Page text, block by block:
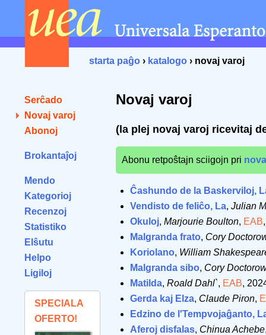
starta paĝo › katalogo › novaj varoj
Serĉado
Novaj varoj
Abonoj
Brokantaĵoj
Mendo
Kategorioj
Recenzoj
Statistiko
Elŝutu
Helpo
Ligiloj
SPECIALA
OFERTO!
Novaj varoj
(la plej novaj varoj ricevitaj
Abonu retpoŝtajn sciigojn pri
Ĉashundo de la Baskerviloj,
Vendisto de feliĉo, La, Julian
Okuloj, Marjourie Boulton, EAB
Malgranda frato, Cory
Koriolano, William
Malgranda sibo, Cory
Matilda, Roald Dahl`, EAB,
Gerda kaj Elza, Claude Piron,
Edzino de l'Tempvojaĝanto,
Aferoj disfalas, Chinua Achebe